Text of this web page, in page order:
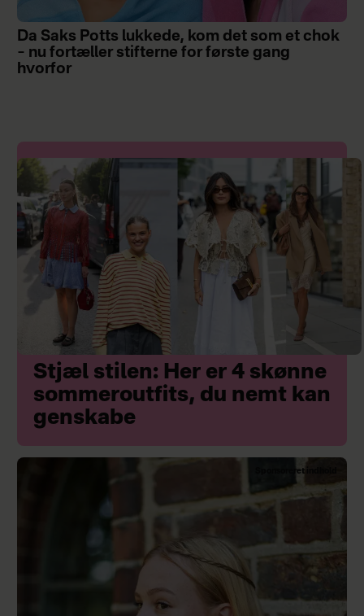
Da Saks Potts lukkede, kom det som et chok
– nu fortæller stifterne for første gang
hvorfor
Stjæl stilen: Her er 4 skønne
sommeroutfits, du nemt kan
genskabe
Sponsoreret indhold